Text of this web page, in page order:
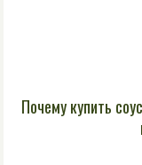
Почему купить